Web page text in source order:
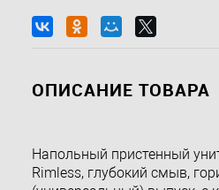
ОПИСАНИЕ ТОВАРА
Напольный пристенный
Rimless, глубокий смыв,